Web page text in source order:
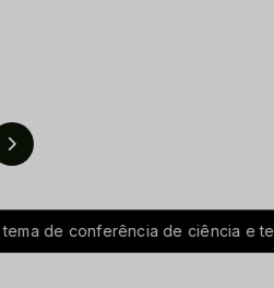
de ciência e tecnologia